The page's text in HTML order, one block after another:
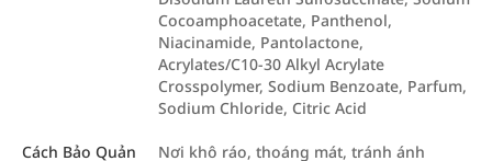
Cocoamphoacetate, Panthenol,
Niacinamide, Pantolactone,
Acrylates/C10-30 Alkyl Acrylate
Crosspolymer, Sodium Benzoate, Parfum,
Sodium Chloride, Citric Acid
Cách Bảo Quản Nơi khô ráo, thoáng mát, tránh ánh